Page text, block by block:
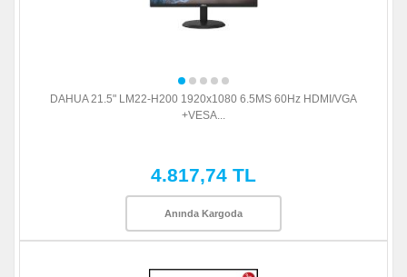
DAHUA 21.5" LM22-H200 1920x1080 6.5MS 60Hz HDMI/VGA
+VESA...
4.817,74 TL
Anında Kargoda